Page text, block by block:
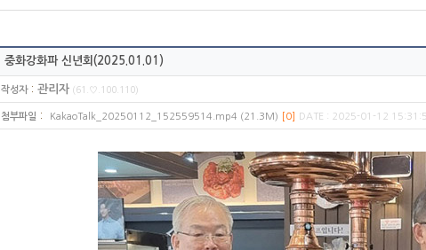
중화강화파 신년회(2025.01.01)
작성자: 관리자(61.♡.100.110)
첨부파일 : KakaoTalk_20250112_152559514.mp4 (21.3M) [0] DATE : 2025-01-12